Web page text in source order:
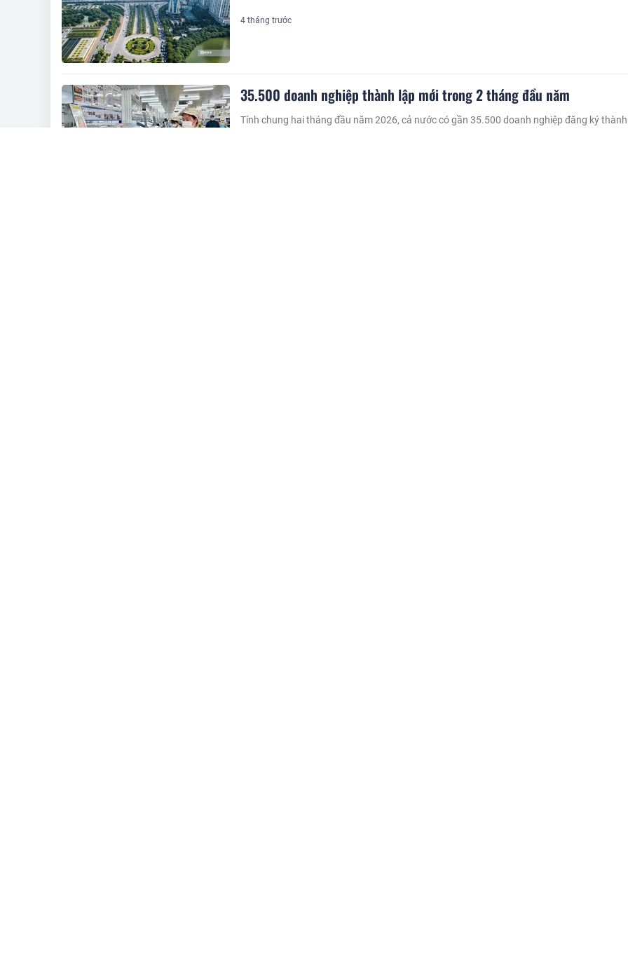
4 tháng trước
35.500 doanh nghiệp thành lập mới trong 2 tháng đầu năm
Tính chung hai tháng đầu năm 2026, cả nước có gần 35.500 doanh nghiệp đăng ký